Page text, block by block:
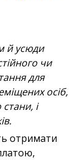
й усюди
чи
для
осіб,
і
отримати